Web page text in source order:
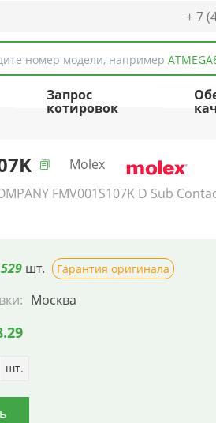
+ 7
номер модели, например
Запрос
котировок
Molex
FMV001S107K D Sub
шт. Гарантия оригинала
Москва
шт.